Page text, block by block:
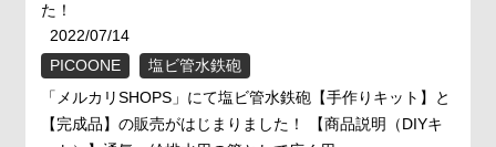
た！
2022/07/14
PICOONE
塩ビ管水鉄砲
「メルカリSHOPS」にて塩ビ管水鉄砲【手作りキット】と
【完成品】の販売がはじまりました！ 【商品説明（DIYキ